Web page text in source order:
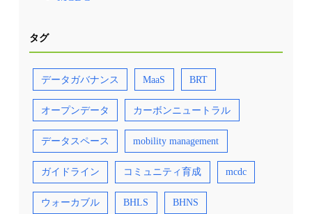
タグ
データガバナンス MaaS BRT
オープンデータ カーボンニュートラル
データスペース mobility management
ガイドライン コミュニティ育成 mcdc
ウォーカブル BHLS BHNS